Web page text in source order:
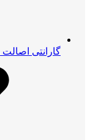
گارانتی